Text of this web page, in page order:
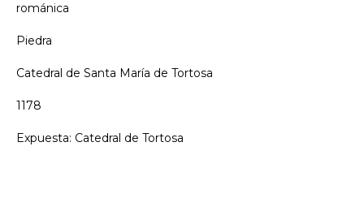
románica
Piedra
Catedral de Santa María de Tortosa
1178
Expuesta: Catedral de Tortosa